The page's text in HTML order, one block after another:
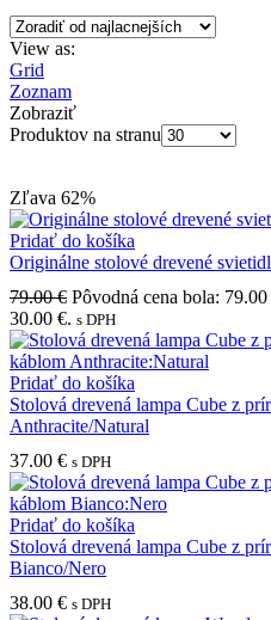
View as:
Grid
Zoznam
Zobraziť
Produktov na stranu
Zľava 62%
Pridať do košíka
Originálne stolové drevené
79.00€ Pôvodná cena bola: 79.00
30.00 €. s DPH
Pridať do košíka
Stolová drevená lampa Cube z
Anthracite/Natural
37.00 € s DPH
Pridať do košíka
Stolová drevená lampa Cube z
Bianco/Nero
38.00 € s DPH